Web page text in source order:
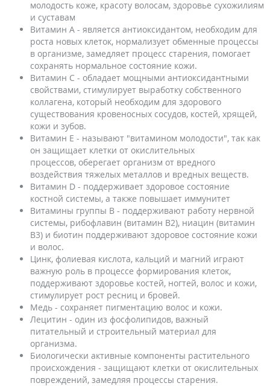
молодость коже, красоту волосам, здоровье сухожилиям
и суставам
Витамин А - является антиоксидантом, необходим для
роста новых клеток, нормализует обменные процессы
в организме, замедляет процесс старения, помогает
сохранять нормальное состояние кожи.
Витамин С - обладает мощными антиоксидантными
свойствами, стимулирует выработку собственного
коллагена, который необходим для здорового
существования кровеносных сосудов, костей, хрящей,
кожи и зубов.
Витамин Е - называют "витамином молодости", так как
он защищает клетки от окислительных
процессов, оберегает организм от вредного
воздействия тяжелых металлов и вредных веществ.
Витамин D - поддерживает здоровое состояние
костной системы, а также повышает иммунитет
Витамины группы B - поддерживают работу нервной
системы, рибофлавин (витамин В2), ниацин (витамин
В3) и биотин поддерживают здоровое состояние кожи
и волос.
Цинк, фолиевая кислота, кальций и магний играют
важную роль в процессе формирования клеток,
поддерживают здоровье костей, ногтей, волос и кожи,
стимулирует рост ресниц и бровей.
Медь - сохраняет пигментацию волос и кожи.
Лецитин - один из фосфолипидов, важный
питательный и строительный материал для
организма.
Биологически активные компоненты растительного
происхождения - защищают клетки от окислительных
повреждений, замедляя процессы старения.